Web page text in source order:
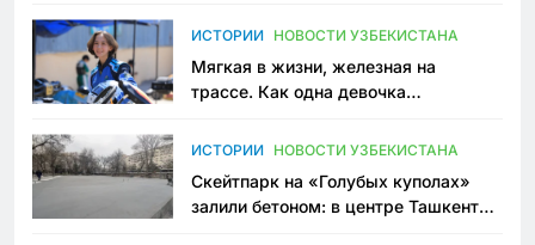
ИСТОРИИ НОВОСТИ УЗБЕКИСТАНА
Мягкая в жизни, железная на
трассе. Как одна девочка
Узбекистане
ИСТОРИИ НОВОСТИ УЗБЕКИСТАНА
Скейтпарк на «Голубых куполах»
залили бетоном: в центре Ташкента